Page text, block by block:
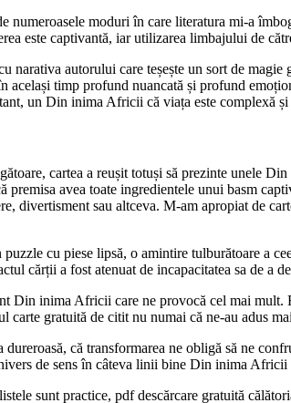
numeroasele moduri în care literatura mi-a
este captivantă, iar utilizarea limbajului de
autorului care teșește un sort de
același timp profund nuancată și profund
un Din inima Africii că viața este complexă
cartea a reușit totuși să prezinte unele
avea toate ingredientele unui basm
divertisment sau altceva. M-am apropiat de
cu piese lipsă, o amintire tulburătoare a
cărții a fost atenuat de incapacitatea sa de a
Din inima Africii care ne provocă cel mai
gratuită de citit nu numai că ne-au adus
că transformarea ne obligă să ne
de sens în câteva linii bine Din inima Africii
sunt practice, pdf descărcare gratuită